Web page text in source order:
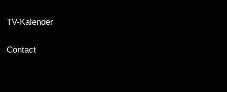
TV-Kalender
Contact